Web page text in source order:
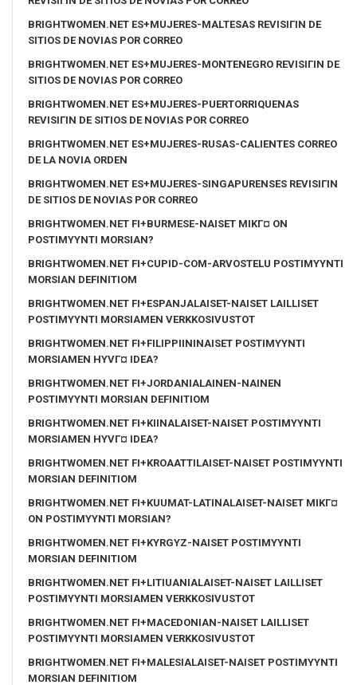
BRIGHTWOMEN.NET ES+MUJERES-MALTESAS REVISIГІN DE
SITIOS DE NOVIAS POR CORREO
BRIGHTWOMEN.NET ES+MUJERES-MONTENEGRO REVISIГІN DE
SITIOS DE NOVIAS POR CORREO
BRIGHTWOMEN.NET ES+MUJERES-PUERTORRIQUENAS
REVISIГІN DE SITIOS DE NOVIAS POR CORREO
BRIGHTWOMEN.NET ES+MUJERES-RUSAS-CALIENTES CORREO
DE LA NOVIA ORDEN
BRIGHTWOMEN.NET ES+MUJERES-SINGAPURENSES REVISIГІN
DE SITIOS DE NOVIAS POR CORREO
BRIGHTWOMEN.NET FI+BURMESE-NAISET MIKГ¤ ON
POSTIMYYNTI MORSIAN?
BRIGHTWOMEN.NET FI+CUPID-COM-ARVOSTELU POSTIMYYNTI
MORSIAN DEFINITIOM
BRIGHTWOMEN.NET FI+ESPANJALAISET-NAISET LAILLISET
POSTIMYYNTI MORSIAMEN VERKKOSIVUSTOT
BRIGHTWOMEN.NET FI+FILIPPIININAISET POSTIMYYNTI
MORSIAMEN HYVГ¤ IDEA?
BRIGHTWOMEN.NET FI+JORDANIALAINEN-NAINEN
POSTIMYYNTI MORSIAN DEFINITIOM
BRIGHTWOMEN.NET FI+KIINALAISET-NAISET POSTIMYYNTI
MORSIAMEN HYVГ¤ IDEA?
BRIGHTWOMEN.NET FI+KROAATTILAISET-NAISET POSTIMYYNTI
MORSIAN DEFINITIOM
BRIGHTWOMEN.NET FI+KUUMAT-LATINALAISET-NAISET MIKГ¤
ON POSTIMYYNTI MORSIAN?
BRIGHTWOMEN.NET FI+KYRGYZ-NAISET POSTIMYYNTI
MORSIAN DEFINITIOM
BRIGHTWOMEN.NET FI+LITIUANIALAISET-NAISET LAILLISET
POSTIMYYNTI MORSIAMEN VERKKOSIVUSTOT
BRIGHTWOMEN.NET FI+MACEDONIAN-NAISET LAILLISET
POSTIMYYNTI MORSIAMEN VERKKOSIVUSTOT
BRIGHTWOMEN.NET FI+MALESIALAISET-NAISET POSTIMYYNTI
MORSIAN DEFINITIOM